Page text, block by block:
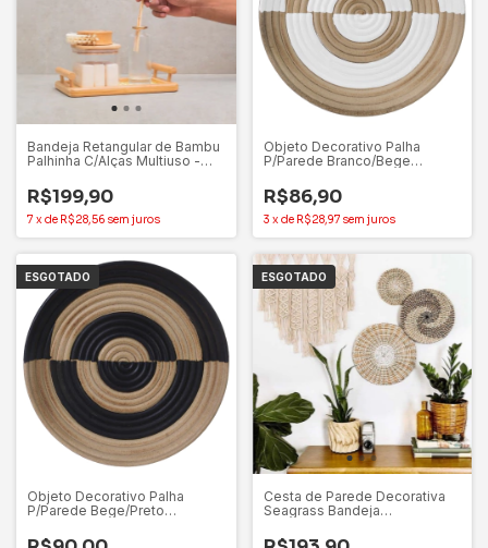
Bandeja Retangular de Bambu
Palhinha C/Alças Multiuso -
R$199,90
7 xde R$28,56 sem juros
Objeto Decorativo Palha
P/Parede Branco/Bege
R$86,90
3 xde R$28,97 sem juros
ESGOTADO
Objeto Decorativo Palha
P/Parede Bege/Preto
ESGOTADO
Cesta de Parede Decorativa
Seagrass Bandeja